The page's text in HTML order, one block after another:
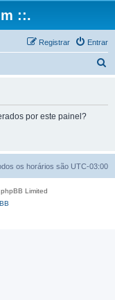
::.
Entrar
Registrar
a
por este painel?
os horários são UTC-03:00
Limited